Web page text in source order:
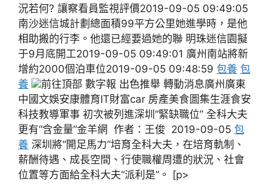
況若何? 讓察看員監視評價2019-09-05 09:49:05
南沙迷信城計劃總面積99平方公里她進學時，是他
相助搬的行李。他還已經要過她的聯 明珠迷信園擬
于9月底開工2019-09-05 09:49:01 廣州南站將新
增約2000個泊車位2019-09-05 09:48:59 包養 包
養
前往頂部 數字報 出色推舉 轉動消息廣州廣東
中國文娛安康體育IT財富car 房產美食圖集生涯食安
科技教導軍事 初次被列進深圳“緊缺職位” 全科大夫
更有“含金量”金羊網 作者：王俊 2019-09-05 包
養 深圳將“開足馬力”培育全科大夫，在培育軌制、
薪酬待遇、成長空間、行使職權周遭的狀況、社會
位置等方面給全科大夫“派利是”。 [p>